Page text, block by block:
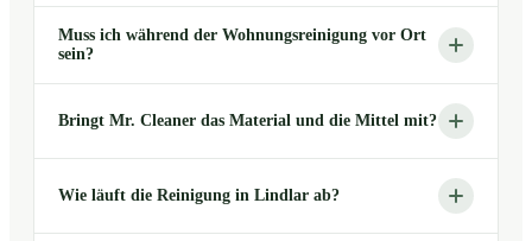
Muss ich während der Wohnungsreinigung vor Ort
sein?
Bringt Mr. Cleaner das Material und die Mittel mit?
Wie läuft die Reinigung in Lindlar ab?